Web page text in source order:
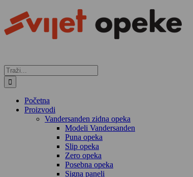
content
Traži...
Početna
Proizvodi
Vandersanden zidna opeka
Modeli Vandersanden
Puna opeka
Slip opeka
Zero opeka
Posebna opeka
Signa paneli